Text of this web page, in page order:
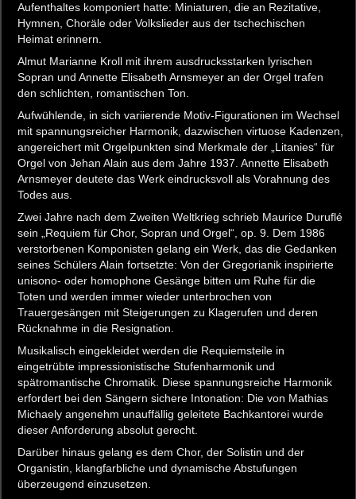
Aufenthaltes komponiert hatte: Miniaturen, die an Rezitative,
Hymnen, Choräle oder Volkslieder aus der tschechischen
Heimat erinnern.
Almut Marianne Kroll mit ihrem ausdrucksstarken lyrischen
Sopran und Annette Elisabeth Arnsmeyer an der Orgel trafen
den schlichten, romantischen Ton.
Aufwühlende, in sich variierende Motiv-Figurationen im Wechsel
mit spannungsreicher Harmonik, dazwischen virtuose Kadenzen,
angereichert mit Orgelpunkten sind Merkmale der „Litanies“ für
Orgel von Jehan Alain aus dem Jahre 1937. Annette Elisabeth
Arnsmeyer deutete das Werk eindrucksvoll als Vorahnung des
Todes aus.
Zwei Jahre nach dem Zweiten Weltkrieg schrieb Maurice Duruflé
sein „Requiem für Chor, Sopran und Orgel“, op. 9. Dem 1986
verstorbenen Komponisten gelang ein Werk, das die Gedanken
seines Schülers Alain fortsetzte: Von der Gregorianik inspirierte
unisono- oder homophone Gesänge bitten um Ruhe für die
Toten und werden immer wieder unterbrochen von
Trauergesängen mit Steigerungen zu Klagerufen und deren
Rücknahme in die Resignation.
Musikalisch eingekleidet werden die Requiemsteile in
eingetrübte impressionistische Stufenharmonik und
spätromantische Chromatik. Diese spannungsreiche Harmonik
erfordert bei den Sängern sichere Intonation: Die von Mathias
Michaely angenehm unauffällig geleitete Bachkantorei wurde
dieser Anforderung absolut gerecht.
Darüber hinaus gelang es dem Chor, der Solistin und der
Organistin, klangfarbliche und dynamische Abstufungen
überzeugend einzusetzen.